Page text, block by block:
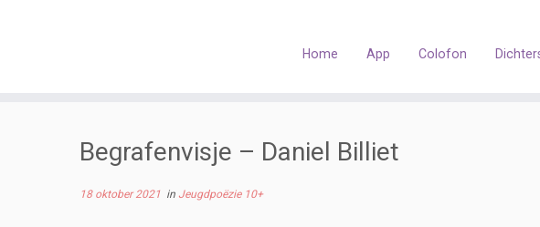
Home App Colofon
Begrafenvisje – Daniel Billiet
18 oktober 2021 in Jeugdpoëzie 10+